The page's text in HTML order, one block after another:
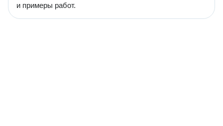
и примеры работ.